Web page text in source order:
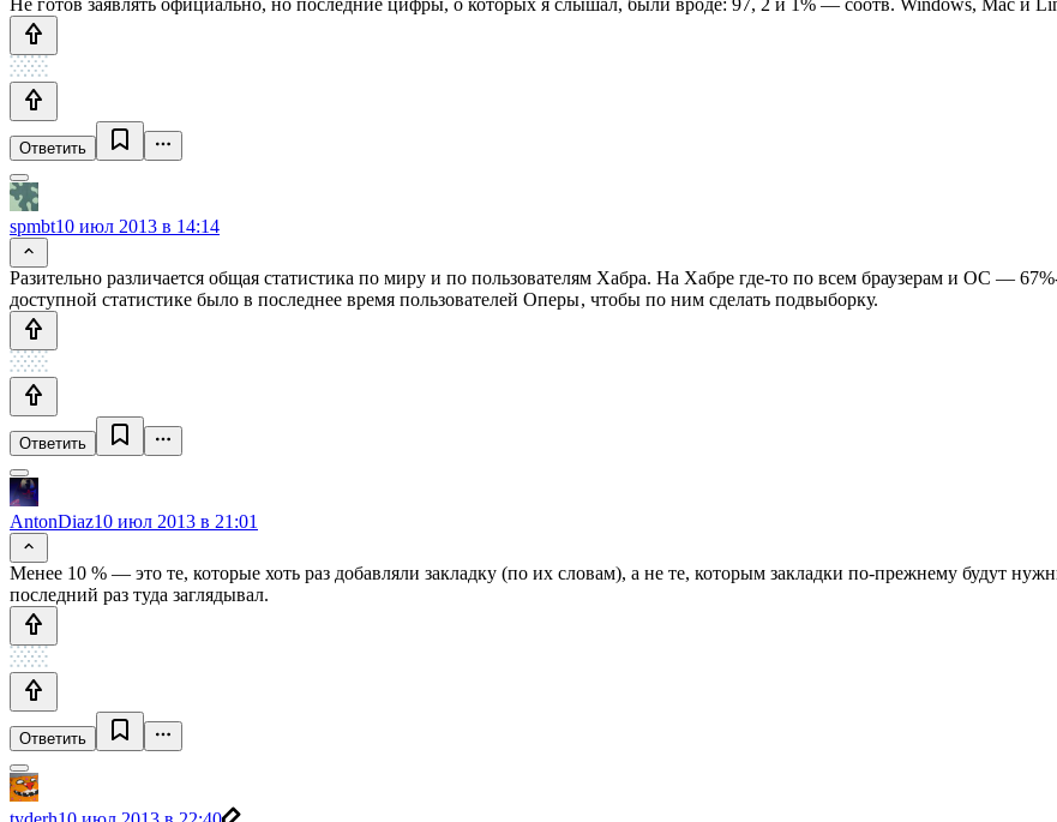
Ответить
spmbt10 июл 2013 в 14:14
Разительно различается общая статистика по миру и по пользователям Хабра. На Хабре где-то по всем браузерам и ОС —
доступной статистике было в последнее время пользователей Оперы, чтобы по ним сделать подвыборку.
Ответить
AntonDiaz10 июл 2013 в 21:01
Менее 10 % — это те, которые хоть раз добавляли закладку (по их словам), а не те, которым закладки по-прежнему будут
последний раз туда заглядывал.
Ответить